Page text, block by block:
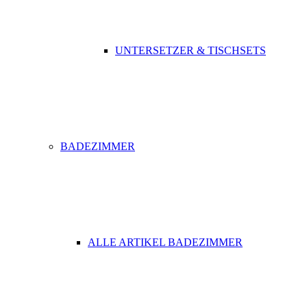
UNTERSETZER & TISCHSETS
BADEZIMMER
ALLE ARTIKEL BADEZIMMER